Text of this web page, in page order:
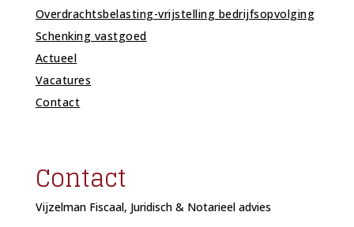
Overdrachtsbelasting-vrijstelling bedrijfsopvolging
Schenking vastgoed
Actueel
Vacatures
Contact
Contact
Vijzelman Fiscaal, Juridisch & Notarieel advies